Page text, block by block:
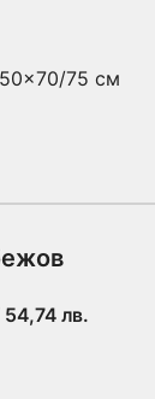
50x70/75 см
лв.